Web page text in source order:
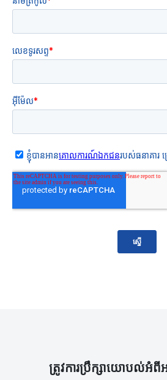
ត្រូវការប្រឹក្សាយោបល់អំពីអ